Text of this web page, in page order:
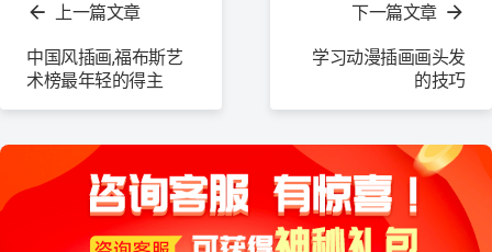
上一篇文章
中国风插画,福布斯艺
术榜最年轻的得主
下一篇文章
学习动漫插画画头发
的技巧